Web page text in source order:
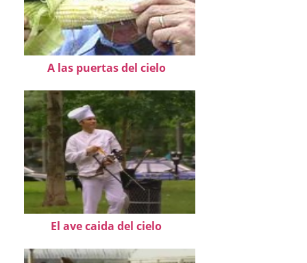
A las puertas del cielo
El ave caida del cielo